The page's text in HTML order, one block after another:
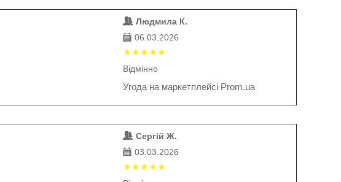
Людмила К.
06.03.2026
Відмінно
Угода на маркетплейсі Prom.ua
Сергій Ж.
03.03.2026